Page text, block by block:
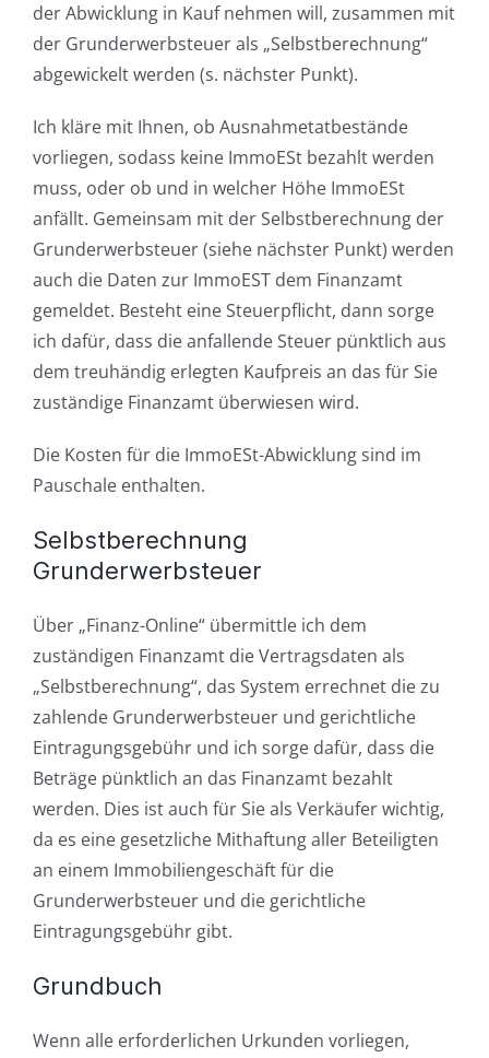
der Abwicklung in Kauf nehmen will, zusammen mit
der Grunderwerbsteuer als „Selbstberechnung“
abgewickelt werden (s. nächster Punkt).
Ich kläre mit Ihnen, ob Ausnahmetatbestände
vorliegen, sodass keine ImmoESt bezahlt werden
muss, oder ob und in welcher Höhe ImmoESt
anfällt. Gemeinsam mit der Selbstberechnung der
Grunderwerbsteuer (siehe nächster Punkt) werden
auch die Daten zur ImmoEST dem Finanzamt
gemeldet. Besteht eine Steuerpflicht, dann sorge
ich dafür, dass die anfallende Steuer pünktlich aus
dem treuhändig erlegten Kaufpreis an das für Sie
zuständige Finanzamt überwiesen wird.
Die Kosten für die ImmoESt-Abwicklung sind im
Pauschale enthalten.
Selbstberechnung
Grunderwerbsteuer
Über „Finanz-Online“ übermittle ich dem
zuständigen Finanzamt die Vertragsdaten als
„Selbstberechnung“, das System errechnet die zu
zahlende Grunderwerbsteuer und gerichtliche
Eintragungsgebühr und ich sorge dafür, dass die
Beträge pünktlich an das Finanzamt bezahlt
werden. Dies ist auch für Sie als Verkäufer wichtig,
da es eine gesetzliche Mithaftung aller Beteiligten
an einem Immobiliengeschäft für die
Grunderwerbsteuer und die gerichtliche
Eintragungsgebühr gibt.
Grundbuch
Wenn alle erforderlichen Urkunden vorliegen,